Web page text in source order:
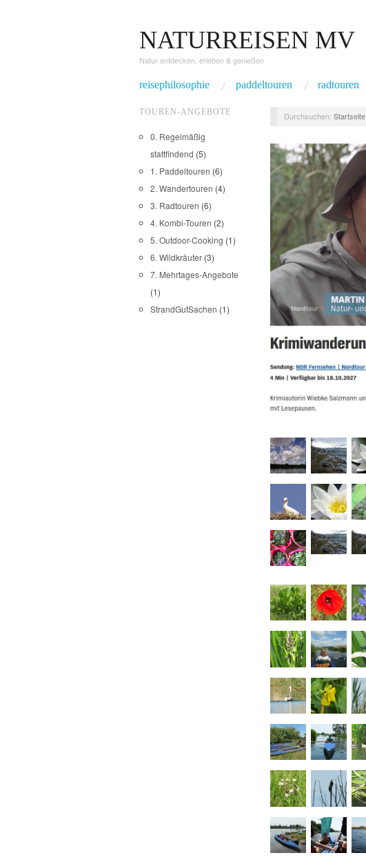
NATURREISEN MV
Natur entdecken, erleben & genießen
reisephilosophie paddeltouren radtouren
TOUREN-ANGEBOTE
0. Regelmäßig
stattfindend (5)
1. Paddeltouren (6)
2. Wandertouren (4)
3. Radtouren (6)
4. Kombi-Touren (2)
5. Outdoor-Cooking (1)
6. Wildkräuter (3)
7. Mehrtages-Angebote
(1)
StrandGutSachen (1)
Durchsuchen: Startseite